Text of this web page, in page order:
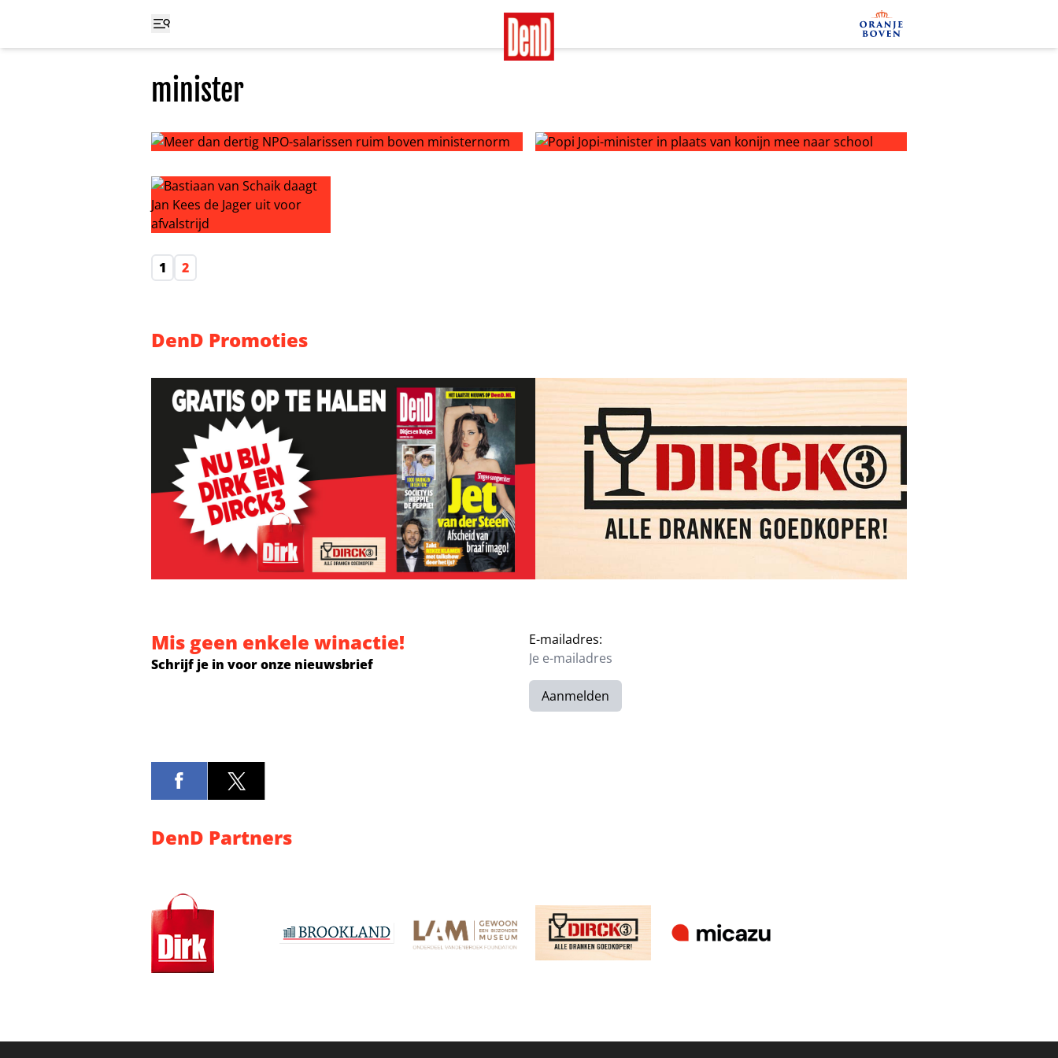
minister
1
2
DenD Promoties
Mis geen enkele winactie!
Schrijf je in voor onze nieuwsbrief
E-mailadres:
Aanmelden
DenD Partners